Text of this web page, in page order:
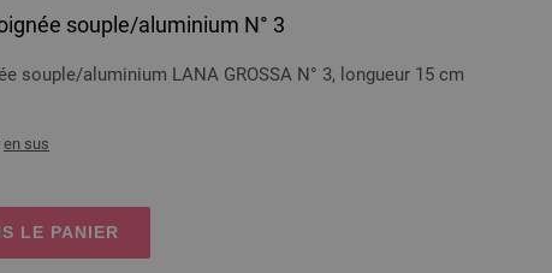
souple/aluminium N° 3
souple/aluminium LANA GROSSA N° 3, longueur 15 cm
en sus
LE PANIER